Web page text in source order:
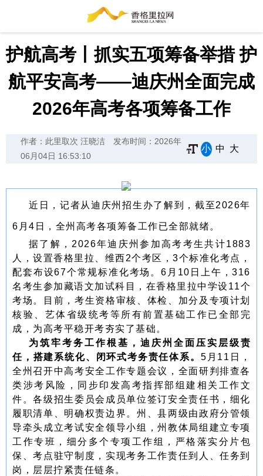
护航高考丨抓实五项筹备举措 护
航平安高考——迪庆州全面完成
2026年高考各项筹备工作
作者：此里取次 汪晓洁
发布时间：2026年
06月04日 16:53:10
小 中 大
近日，记者从迪庆州招生办了解到，截至2026年
6月4日，全州高考各项筹备工作已全部就绪。
据了解，2026年迪庆州参加高考考生共计1883
人，设置香格里拉、维西2个考区，3个标准化考点，
配套布设67个常规标准化考场。6月10日上午，316
名考生参加藏语文加试科目，在香格里拉中学设11个
考场。目前，考生资格审核、体检、加分及专项计划
核验、艺体省级统考等所有前置基础工作已全部完
成，为高考平稳开考夯实了基础。
为筑牢考务工作根基，迪庆州全面压实层级责
任，搭建系统化、闭环式考务责任体系。 5月11日，
全州召开中高考安全工作专题会议，全面研判排查各
类涉考风险，同步印发高考指挥部组建相关工作文
件。各级招生委员会成员单位签订安全责任书，细化
履职清单、明确权责边界。州、县两级由政府分管领
导牵头成立考试安全领导小组，州教体局组建立专项
工作专班，细分多个专项工作组，严格落实分片包
保、考点驻守制度，实现考务工作责任到人、任务到
岗，层层拧紧责任链条。